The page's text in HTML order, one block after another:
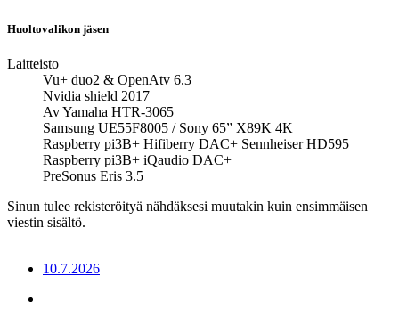
Huoltovalikon jäsen
Laitteisto
Vu+ duo2 & OpenAtv 6.3
Nvidia shield 2017
Av Yamaha HTR-3065
Samsung UE55F8005 / Sony 65” X89K 4K
Raspberry pi3B+ Hifiberry DAC+ Sennheiser HD595
Raspberry pi3B+ iQaudio DAC+
PreSonus Eris 3.5
Sinun tulee rekisteröityä nähdäksesi muutakin kuin ensimmäisen
viestin sisältö.
10.7.2026